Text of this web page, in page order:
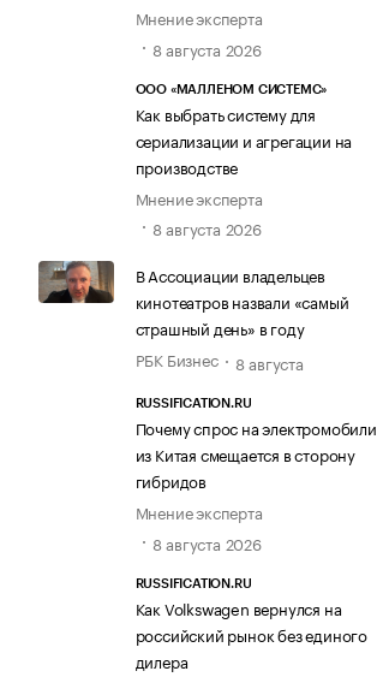
Мнение эксперта
8 августа 2026
ООО «МАЛЛЕНОМ СИСТЕМС»
Как выбрать систему для
сериализации и агрегации на
производстве
Мнение эксперта
8 августа 2026
В Ассоциации владельцев
кинотеатров назвали «самый
страшный день» в году
РБК Бизнес
8 августа
RUSSIFICATION.RU
Почему спрос на электромобили
из Китая смещается в сторону
гибридов
Мнение эксперта
8 августа 2026
RUSSIFICATION.RU
Как Volkswagen вернулся на
российский рынок без единого
дилера